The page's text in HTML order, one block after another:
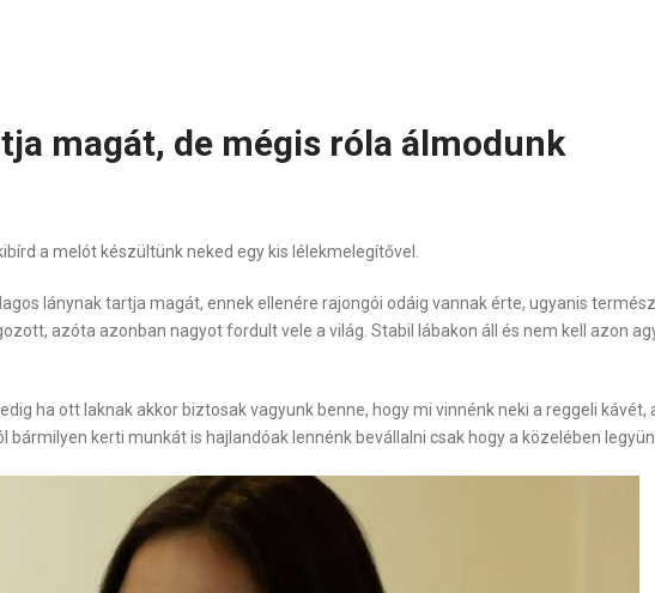
magát, de mégis róla álmodunk
a melót készültünk neked egy kis lélekmelegítővel.
lánynak tartja magát, ennek ellenére rajongói odáig vannak érte, ugyanis
azóta azonban nagyot fordult vele a világ. Stabil lábakon áll és nem kell azon
ha ott laknak akkor biztosak vagyunk benne, hogy mi vinnénk neki a reggeli
kerti munkát is hajlandóak lennénk bevállalni csak hogy a közelében